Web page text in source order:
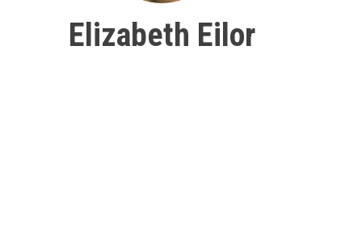
Elizabeth Eilor